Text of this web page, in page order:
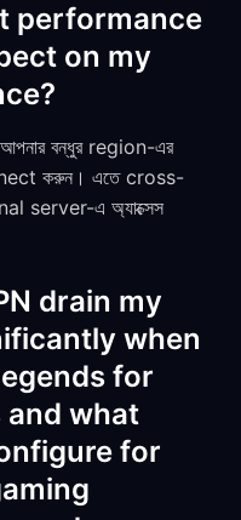
performance
on my
বন্ধুর region-এর
করুন। এতে cross-
server-এ অ্যাক্সেস
drain my
when
for
and what
for